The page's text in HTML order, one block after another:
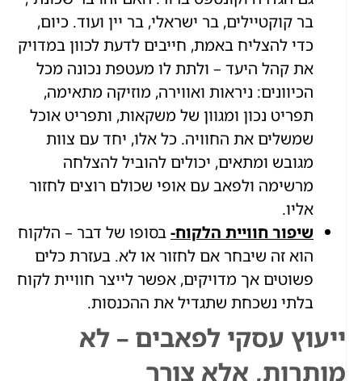
בר קוקטיילים, בר ישראלי, בר יין ועוד. כיום,
כדי להצליח באמת, חייבים לדעת לכוון במדויק
את קהל היעד – ולתת לו מעטפת נכונה מכל
הכיוונים: ניראות ואווירה, מוזיקה מתאימה,
תפריט נכון ומגוון של משקאות, ותפריט אוכל
שמשלים את החוויה. כל אלו, יחד עם צוות
מגובש ומתאים, יכולים להוביל להצלחה
מרשימה ולפאב עם אופי שכולם רוצים לחזור
אליו.
שיפור חוויית הלקוח-בסופו של דבר – הלקוח
הוא זה שיבחר אם לחזור או לא. בעזרת כלים
פשוטים אך מדויקים, אפשר לייצר חוויית לקוח
בלתי נשכחת שתגדיל את ההכנסות.
ייעוץ עסקי לפאבים – לא
מותרות, אלא צורך